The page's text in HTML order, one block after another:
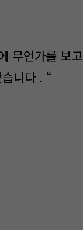
무언가를 보고
니다 . “